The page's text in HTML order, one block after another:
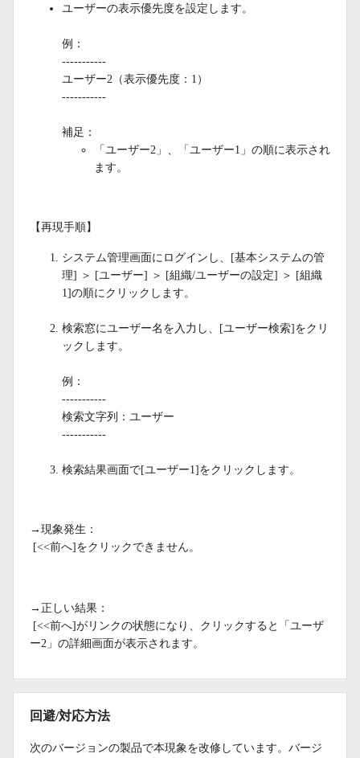
ユーザーの表示優先度を設定します。
例：
-----------
ユーザー2（表示優先度：1）
-----------
補足：
「ユーザー2」、「ユーザー1」の順に表示され
ます。
【再現手順】
システム管理画面にログインし、[基本システムの管
理] ＞ [ユーザー] ＞ [組織/ユーザーの設定] ＞ [組織
1]の順にクリックします。
検索窓にユーザー名を入力し、[ユーザー検索]をクリ
ックします。
例：
-----------
検索文字列：ユーザー
-----------
検索結果画面で[ユーザー1]をクリックします。
→現象発生：
[<<前へ]をクリックできません。
→正しい結果：
[<<前へ]がリンクの状態になり、クリックすると「ユーザ
ー2」の詳細画面が表示されます。
回避/対応方法
次のバージョンの製品で本現象を改修しています。バージ